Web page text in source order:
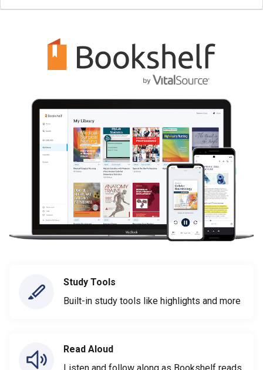
Study Tools
Built-in study tools like highlights and more
Read Aloud
Listen and follow along as Bookshelf reads